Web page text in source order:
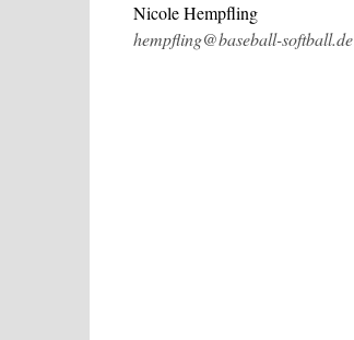
Nicole Hempfling
hempfling@baseball-softball.de